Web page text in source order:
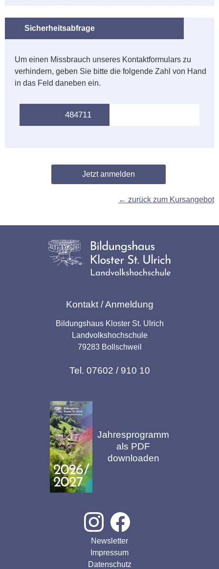
Sicherheitsabfrage
Um einen Missbrauch unseres Kontaktformulars zu
verhindern, geben Sie bitte die folgende Zahl von Hand
in das Feld daneben ein.
484711
← zurück zum Kursangebot
Kontakt / Anmeldung
Bildungshaus Kloster St. Ulrich
Landvolkshochschule
79283 Bollschweil
Tel. 07602 / 910 10
Jahresprogramm
als PDF
downloaden
Newsletter
Impressum
Datenschutz